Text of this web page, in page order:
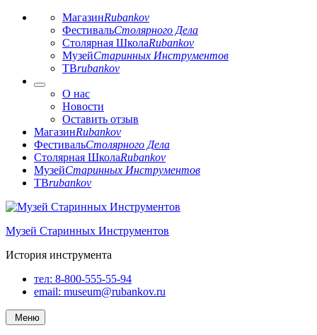
МагазинRubankov
ФестивальСтолярного Дела
Столярная ШколаRubankov
МузейСтаринных Инструментов
ТВrubankov
О нас
Новости
Оставить отзыв
МагазинRubankov
ФестивальСтолярного Дела
Столярная ШколаRubankov
МузейСтаринных Инструментов
ТВrubankov
Перейти
содержимому
Музей Старинных Инструментов
История инструмента
тел: 8-800-555-55-94
email: museum@rubankov.ru
Меню